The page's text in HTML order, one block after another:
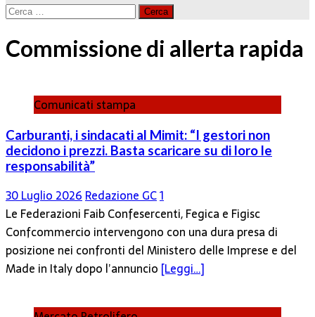
Ricerca
Commissione di allerta rapida
Comunicati stampa
Carburanti, i sindacati al Mimit: “I gestori non
decidono i prezzi. Basta scaricare su di loro le
responsabilità”
30 Luglio 2026Redazione GC1
Le Federazioni Faib Confesercenti, Fegica e Figisc
Confcommercio intervengono con una dura presa di
posizione nei confronti del Ministero delle Imprese e del
Made in Italy dopo l’annuncio [Leggi…]